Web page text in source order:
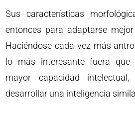
Sus características
entonces para adaptarse
Haciéndose cada vez más
lo más interesante fuera
mayor capacidad
desarrollar una inteligencia